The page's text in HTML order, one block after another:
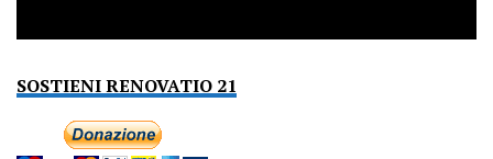
SOSTIENI RENOVATIO 21